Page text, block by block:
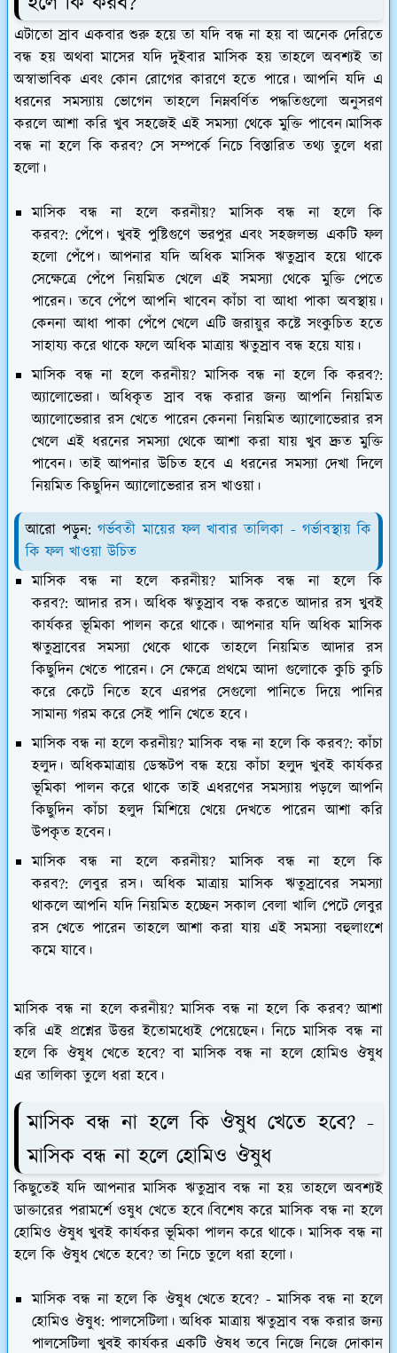
এটাতো স্রাব একবার শুরু হয়ে তা যদি বন্ধ না হয় বা অনেক দেরিতে
বন্ধ হয় অথবা মাসের যদি দুইবার মাসিক হয় তাহলে অবশ্যই তা
অস্বাভাবিক এবং কোন রোগের কারণে হতে পারে। আপনি যদি এ
ধরনের সমস্যায় ভোগেন তাহলে নিম্নবর্ণিত পদ্ধতিগুলো অনুসরণ
করলে আশা করি খুব সহজেই এই সমস্যা থেকে মুক্তি পাবেন।মাসিক
বন্ধ না হলে কি করব? সে সম্পর্কে নিচে বিস্তারিত তথ্য তুলে ধরা
হলো।
মাসিক বন্ধ না হলে করনীয়? মাসিক বন্ধ না হলে কি
করব?: পেঁপে। খুবই পুষ্টিগুণে ভরপুর এবং সহজলভ্য একটি ফল
হলো পেঁপে। আপনার যদি অধিক মাসিক ঋতুস্রাব হয়ে থাকে
সেক্ষেত্রে পেঁপে নিয়মিত খেলে এই সমস্যা থেকে মুক্তি পেতে
পারেন। তবে পেঁপে আপনি খাবেন কাঁচা বা আধা পাকা অবস্থায়।
কেননা আধা পাকা পেঁপে খেলে এটি জরায়ুর কষ্টে সংকুচিত হতে
সাহায্য করে থাকে ফলে অধিক মাত্রায় ঋতুস্রাব বন্ধ হয়ে যায়।
মাসিক বন্ধ না হলে করনীয়? মাসিক বন্ধ না হলে কি করব?:
অ্যালোভেরা। অধিকৃত স্রাব বন্ধ করার জন্য আপনি নিয়মিত
অ্যালোভেরার রস খেতে পারেন কেননা নিয়মিত অ্যালোভেরার রস
খেলে এই ধরনের সমস্যা থেকে আশা করা যায় খুব দ্রুত মুক্তি
পাবেন। তাই আপনার উচিত হবে এ ধরনের সমস্যা দেখা দিলে
নিয়মিত কিছুদিন অ্যালোভেরার রস খাওয়া।
আরো পড়ুন:গর্ভবতী মায়ের ফল খাবার তালিকা - গর্ভাবস্থায় কি
কি ফল খাওয়া উচিত
মাসিক বন্ধ না হলে করনীয়? মাসিক বন্ধ না হলে কি
করব?: আদার রস।অধিক ঋতুস্রাব বন্ধ করতে আদার রস খুবই
কার্যকর ভূমিকা পালন করে থাকে। আপনার যদি অধিক মাসিক
ঋতুস্রাবের সমস্যা থেকে থাকে তাহলে নিয়মিত আদার রস
কিছুদিন খেতে পারেন। সে ক্ষেত্রে প্রথমে আদা গুলোকে কুচি কুচি
করে কেটে নিতে হবে এরপর সেগুলো পানিতে দিয়ে পানির
সামান্য গরম করে সেই পানি খেতে হবে।
মাসিক বন্ধ না হলে করনীয়? মাসিক বন্ধ না হলে কি করব?: কাঁচা
হলুদ।অধিকমাত্রায় ডেস্কটপ বন্ধ হয়ে কাঁচা হলুদ খুবই কার্যকর
ভূমিকা পালন করে থাকে তাই এধরণের সমস্যায় পড়লে আপনি
কিছুদিন কাঁচা হলুদ মিশিয়ে খেয়ে দেখতে পারেন আশা করি
উপকৃত হবেন।
মাসিক বন্ধ না হলে করনীয়? মাসিক বন্ধ না হলে কি
করব?: লেবুর রস।অধিক মাত্রায় মাসিক ঋতুস্রাবের সমস্যা
থাকলে আপনি যদি নিয়মিত হচ্ছেন সকাল বেলা খালি পেটে লেবুর
রস খেতে পারেন তাহলে আশা করা যায় এই সমস্যা বহুলাংশে
কমে যাবে।
মাসিক বন্ধ না হলে করনীয়? মাসিক বন্ধ না হলে কি করব? আশা
করি এই প্রশ্নের উত্তর ইতোমধ্যেই পেয়েছেন। নিচে মাসিক বন্ধ না
হলে কি ঔষুধ খেতে হবে? বা মাসিক বন্ধ না হলে হোমিও ঔষুধ
এর তালিকা তুলে ধরা হবে।
মাসিক বন্ধ না হলে কি ঔষুধ খেতে হবে? -
মাসিক বন্ধ না হলে হোমিও ঔষুধ
কিছুতেই যদি আপনার মাসিক ঋতুস্রাব বন্ধ না হয় তাহলে অবশ্যই
ডাক্তারের পরামর্শে ওষুধ খেতে হবে।বিশেষ করে মাসিক বন্ধ না হলে
হোমিও ঔষুধ খুবই কার্যকর ভূমিকা পালন করে থাকে। মাসিক বন্ধ না
হলে কি ঔষুধ খেতে হবে? তা নিচে তুলে ধরা হলো।
মাসিক বন্ধ না হলে কি ঔষুধ খেতে হবে? - মাসিক বন্ধ না হলে
হোমিও ঔষুধ: পালসেটিলা।অধিক মাত্রায় ঋতুস্রাব বন্ধ করার জন্য
পালসেটিলা খুবই কার্যকর একটি ঔষধ তবে নিজে নিজে দোকান